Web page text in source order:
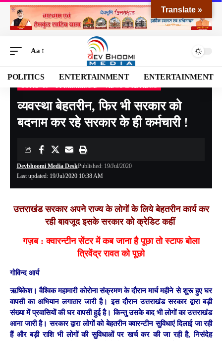
Aa
POLITICS ENTERTAINMENT ENTERTAINMENT
Devbhoomi Media>Blog>NATIONAL> UTTARAKHAND> COVID -19
व्यवस्था बेहतरीन, फिर भी सरकार को
बदनाम कर रहे सरकार के ही कर्मचारी !
Last updated: 19/Jul/2020 10:38 AM
Devbhoomi Media DeskPublished: 19/Jul/2020
उत्तराखंड सरकार अपने राज्य के लोगों के लिये बेहतरीन कार्य कर
रही बावजूद इसके सरकार को क्रेडिट कहीं
गज़ब : क्वारन्टीन सेंटर में कब जाना है पूछा तो स्टाफ बोला
त्रिवेंद्र रावत को पूछो
गोविन्द आर्य
ऋषिकेश। वैश्विक महामारी कोरोना संक्रमण के दौरान मार्च महीने से शुरू हुए घर
वापसी का अभियान लगातार जारी है। इस दौरान उत्तराखंड सरकार द्वारा बड़ी
संख्या में प्रवासियों की घर वापसी हुई है। किन्तु उसके बाद भी लोगों का उत्तराखंड
आना जारी है। सरकार द्वारा लोगों को बेहतरीन क्वारन्टीन सुविधाएं दिलाई जा रही
हैं और बड़ी राशि भी लोगों की सुविधाओं पर खर्च कर की जा रही है, निसंदेह
Translate »